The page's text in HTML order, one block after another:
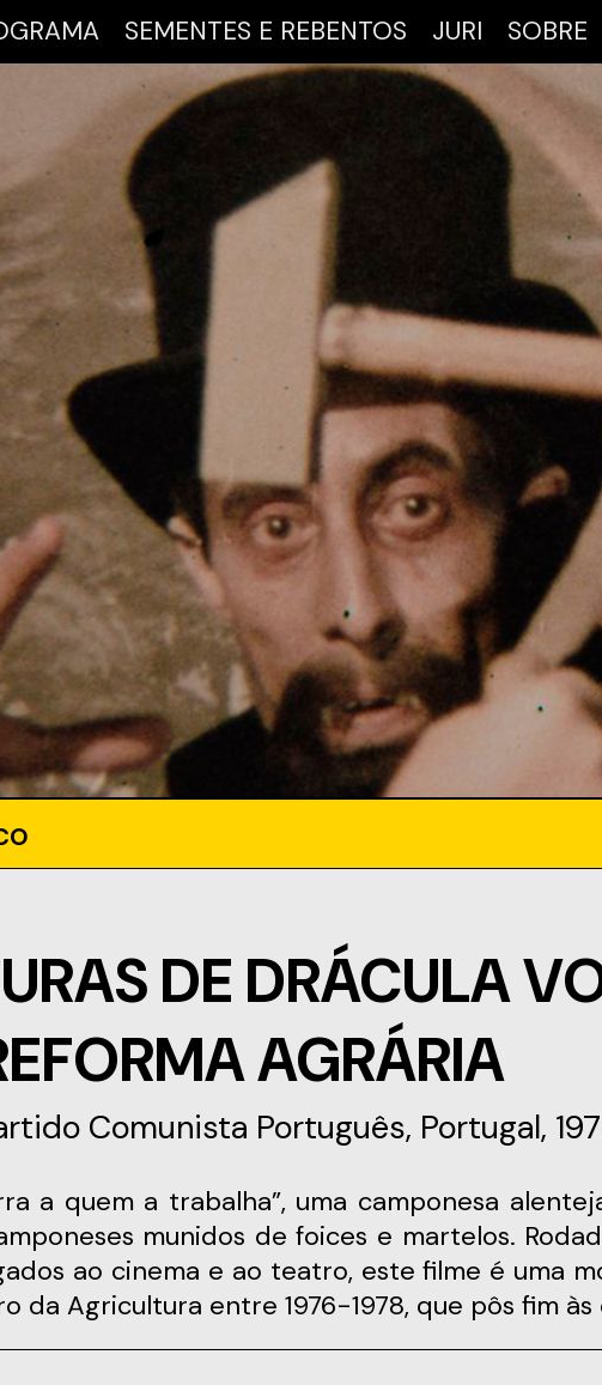
SEMENTES E REBENTOS JURI SOBRE
DE DRÁCULA
AGRÁRIA
Comunista Português, Portugal,
munidos de foices e martelos.
ao cinema e ao teatro, este filme é uma
da Agricultura entre 1976-1978, que pôs fim